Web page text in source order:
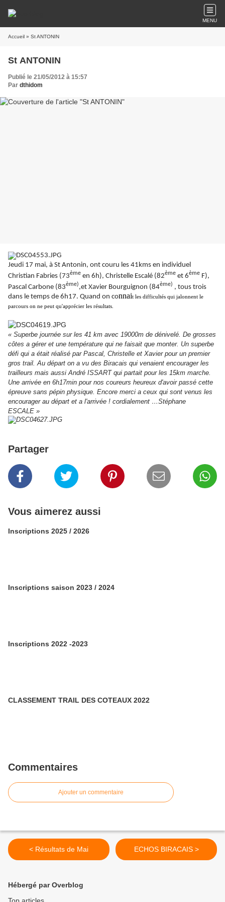
MENU
Accueil » St ANTONIN
St ANTONIN
Publié le 21/05/2012 à 15:57
Par dthidom
Jeudi 17 mai, à St Antonin, ont couru les 41kms en individuel
Christian Fabries (73ème en 6h), Christelle Escalé (82ème et 6ème F),
Pascal Carbone (83ème),et Xavier Bourguignon (84ème) , tous trois
dans le temps de 6h17. Quand on connait les difficultés qui jalonnent le
parcours on ne peut qu'apprécier les résultats.
« Superbe journée sur les 41 km avec 19000m de dénivelé. De grosses
côtes a gérer et une température qui ne faisait que monter. Un superbe
défi qui a était réalisé par Pascal, Christelle et Xavier pour un premier
gros trail. Au départ on a vu des Biracais qui venaient encourager les
trailleurs mais aussi André ISSART qui partait pour les 15km marche.
Une arrivée en 6h17min pour nos coureurs heureux d'avoir passé cette
épreuve sans pépin physique. Encore merci a ceux qui sont venus les
encourager au départ et a l'arrivée ! cordialement …Stéphane
ESCALE »
Partager
Vous aimerez aussi
Inscriptions 2025 / 2026
Inscriptions saison 2023 / 2024
Inscriptions 2022 -2023
CLASSEMENT TRAIL DES COTEAUX 2022
Commentaires
Ajouter un commentaire
< Résultats de Mai ECHOS BIRACAIS >
Hébergé par Overblog